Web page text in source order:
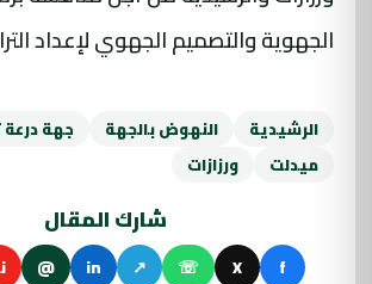
الجهوية والتصميم الجهوي لإعداد
الرشيدية النهوض بالجهة
جهة درعة
ميدلت
ورزازات
شارك المقال
f
X
☏
↗
in
@